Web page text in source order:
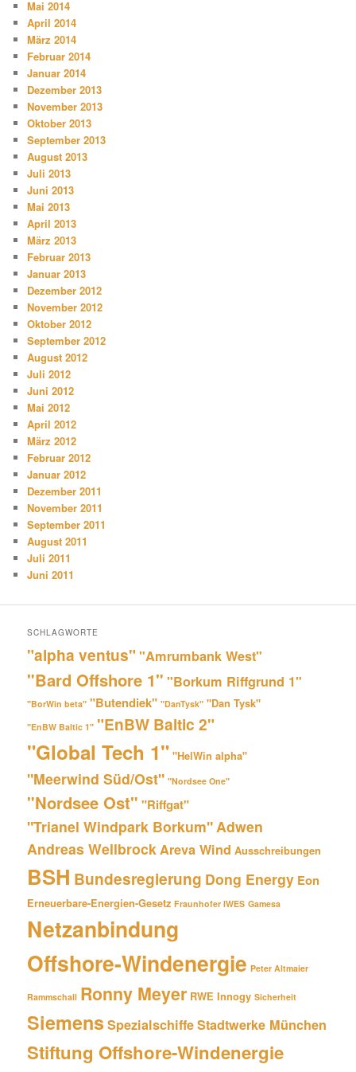
Mai 2014
April 2014
März 2014
Februar 2014
Januar 2014
Dezember 2013
November 2013
Oktober 2013
September 2013
August 2013
Juli 2013
Juni 2013
Mai 2013
April 2013
März 2013
Februar 2013
Januar 2013
Dezember 2012
November 2012
Oktober 2012
September 2012
August 2012
Juli 2012
Juni 2012
Mai 2012
April 2012
März 2012
Februar 2012
Januar 2012
Dezember 2011
November 2011
September 2011
August 2011
Juli 2011
Juni 2011
SCHLAGWORTE
"alpha ventus" "Amrumbank West"
"Bard Offshore 1" "Borkum Riffgrund 1"
"BorWin beta" "Butendiek" "DanTysk" "Dan Tysk"
"EnBW Baltic 1" "EnBW Baltic 2"
"Global Tech 1" "HelWin alpha"
"Meerwind Süd/Ost" "Nordsee One"
"Nordsee Ost" "Riffgat"
"Trianel Windpark Borkum" Adwen
Andreas WellbrockAreva Wind Ausschreibungen
BSH Bundesregierung Dong Energy Eon
Erneuerbare-Energien-Gesetz Fraunhofer IWES Gamesa
Netzanbindung
Offshore-Windenergie Peter Altmaier
Rammschall Ronny Meyer RWE Innogy Sicherheit
Siemens SpezialschiffeStadtwerke München
Stiftung Offshore-Windenergie